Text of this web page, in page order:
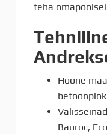
teha
Hoone
Bauroc,